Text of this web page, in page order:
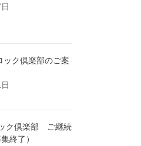
ク倶楽部のご案
ク倶楽部 ご継続
終了）